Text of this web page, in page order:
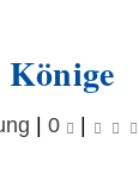
0